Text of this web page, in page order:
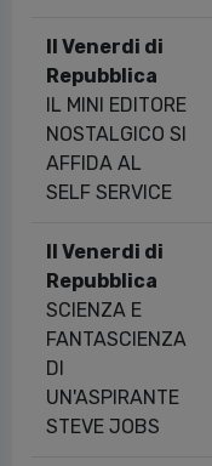
Il Venerdi di
Repubblica
IL MINI EDITORE
NOSTALGICO SI
AFFIDA AL
SELF SERVICE
Il Venerdi di
Repubblica
SCIENZA E
FANTASCIENZA
DI
UN'ASPIRANTE
STEVE JOBS